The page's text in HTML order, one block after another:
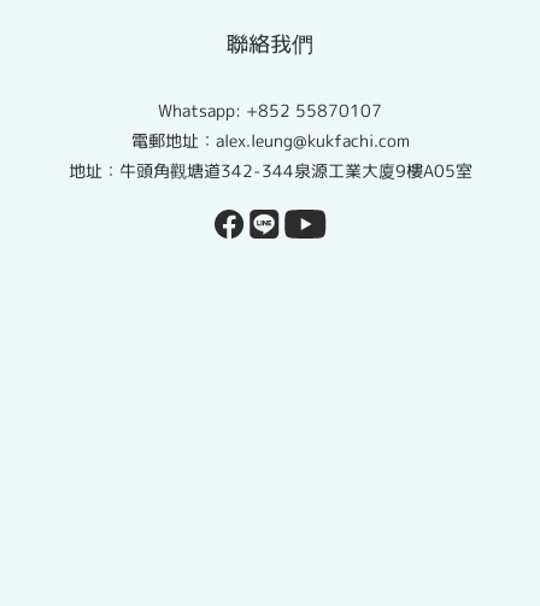
聯絡我們
Whatsapp: +852 55870107
電郵地址：alex.leung@kukfachi.com
地址：牛頭角觀塘道342-344泉源工業大廈9樓A05室